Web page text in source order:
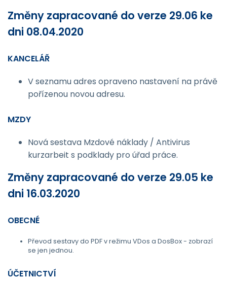
Změny zapracované do verze 29.06 ke
dni 08.04.2020
KANCELÁŘ
V seznamu adres opraveno nastavení na právě
pořízenou novou adresu.
MZDY
Nová sestava Mzdové náklady / Antivirus
kurzarbeit s podklady pro úřad práce.
Změny zapracované do verze 29.05 ke
dni 16.03.2020
OBECNÉ
Převod sestavy do PDF v režimu VDos a DosBox - zobrazí
se jen jednou.
ÚČETNICTVÍ